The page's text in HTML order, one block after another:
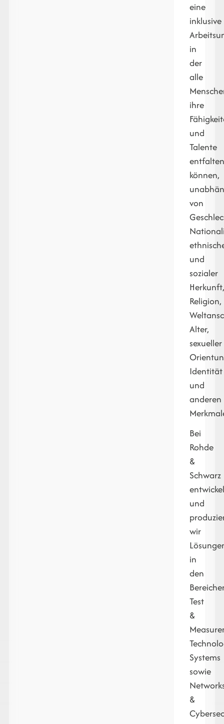
eine
inklusive
in
der
alle
ihre
und
Talente
können,
von
und
sozialer
Religion,
Alter,
sexueller
Identität
und
anderen
Bei
Rohde
&
Schwarz
und
wir
in
den
Test
&
Systems
sowie
&